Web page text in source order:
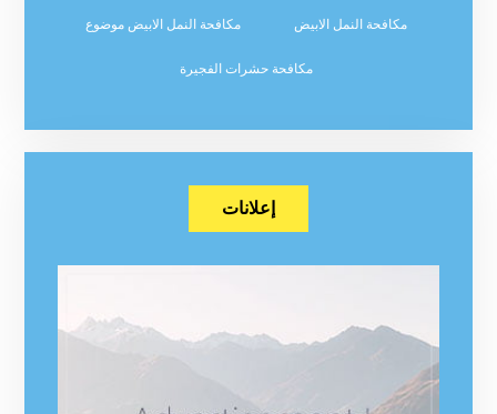
مكافحة النمل الابيض مكافحة النمل الابيض موضوع
مكافحة حشرات الفجيرة
إعلانات